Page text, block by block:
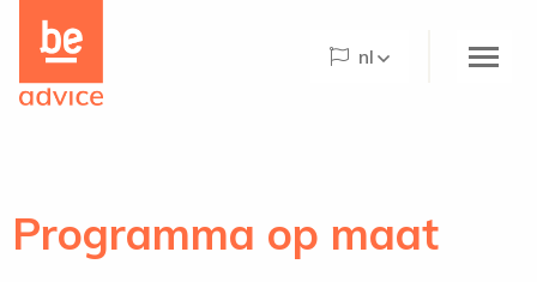
the
care
concept
Be Advice Paradigm©
nl
Programma op maat